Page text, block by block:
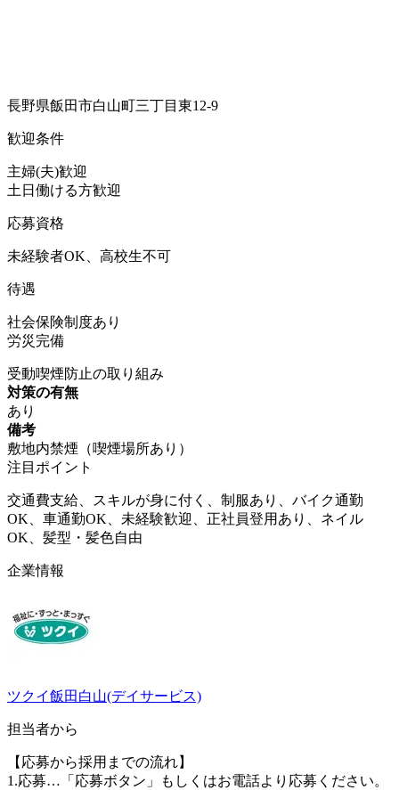
長野県飯田市白山町三丁目東12-9
歓迎条件
主婦(夫)歓迎
土日働ける方歓迎
応募資格
未経験者OK、高校生不可
待遇
社会保険制度あり
労災完備
受動喫煙防止の取り組み
対策の有無
あり
備考
敷地内禁煙（喫煙場所あり）
注目ポイント
交通費支給、スキルが身に付く、制服あり、バイク通勤
OK、車通勤OK、未経験歓迎、正社員登用あり、ネイル
OK、髪型・髪色自由
企業情報
ツクイ飯田白山(デイサービス)
担当者から
【応募から採用までの流れ】
1.応募…「応募ボタン」もしくはお電話より応募ください。